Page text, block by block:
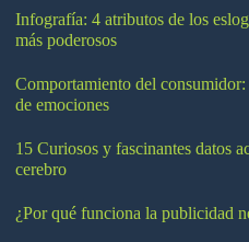
Infografía: 4 atributos de los
más poderosos
Comportamiento del
de emociones
15 Curiosos y fascinantes datos
cerebro
¿Por qué funciona la publicidad